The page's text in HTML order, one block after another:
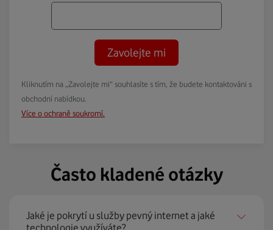
Zavolejte mi
Kliknutím na „Zavolejte mi“ souhlasíte s tím, že budete kontaktováni s
obchodní nabídkou.
Více o ochraně soukromí.
Často kladené otázky
Jaké je pokrytí u služby pevný internet a jaké
technologie využíváte?